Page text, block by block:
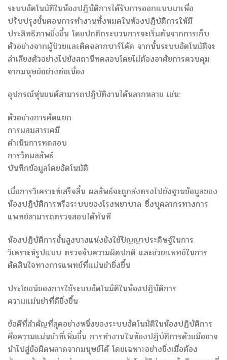
ระบบอัตโนมัติในห้องปฏิบัติการได้รับการออกแบบมาเพื่อ
ปรับปรุงขั้นตอนการทำงานทั้งหมดในห้องปฏิบัติการให้มี
ประสิทธิภาพยิ่งขึ้น โดยปกติกระบวนการจะเริ่มต้นจากการเก็บ
ตัวอย่างจากผู้ป่วยและติดฉลากบาร์โค้ด จากนั้นระบบอัตโนมัติจะ
ลำเลียงตัวอย่างไปยังสถานีทดสอบโดยไม่ต้องอาศัยการควบคุม
จากมนุษย์อย่างต่อเนื่อง
อุปกรณ์หุ่นยนต์สามารถปฏิบัติงานได้หลากหลาย เช่น:
ตัวอย่างการคัดแยก
การผสมสารเคมี
ดำเนินการทดสอบ
การวัดผลลัพธ์
บันทึกข้อมูลโดยอัตโนมัติ
เมื่อการวิเคราะห์เสร็จสิ้น ผลลัพธ์จะถูกส่งตรงไปยังฐานข้อมูลของ
ห้องปฏิบัติการหรือระบบของโรงพยาบาล ซึ่งบุคลากรทางการ
แพทย์สามารถตรวจสอบได้ทันที
ห้องปฏิบัติการขั้นสูงบางแห่งยังใช้ปัญญาประดิษฐ์ในการ
วิเคราะห์รูปแบบ ตรวจจับความผิดปกติ และช่วยแพทย์ในการ
ตัดสินใจทางการแพทย์ที่แม่นยำยิ่งขึ้น
ประโยชน์ของการใช้ระบบอัตโนมัติในห้องปฏิบัติการ
ความแม่นยำที่ดียิ่งขึ้น
ข้อดีที่สำคัญที่สุดอย่างหนึ่งของระบบอัตโนมัติในห้องปฏิบัติการ
คือความแม่นยำที่เพิ่มขึ้น การทำงานในห้องปฏิบัติการด้วยมืออาจ
นำไปสู่ข้อผิดพลาดจากมนุษย์ได้ โดยเฉพาะอย่างยิ่งเมื่อต้อง